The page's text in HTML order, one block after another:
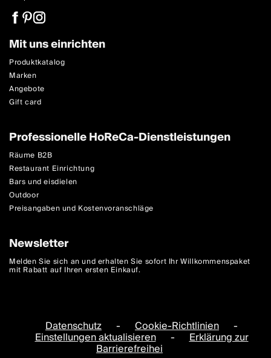
Mit uns einrichten
Produktkatalog
Marken
Angebote
Gift card
Professionelle HoReCa-Dienstleistungen
Räume B2B
Restaurant Einrichtung
Bars und eisdielen
Outdoor
Preisangaben und Kostenvoranschläge
Newsletter
Melden Sie sich an und erhalten Sie sofort Ihr Willkommenspaket
mit Rabatt auf Ihren ersten Einkauf.
Datenschutz - Cookie-Richtlinien -
Einstellungen aktualisieren - Erklärung zur
Barrierefreihei